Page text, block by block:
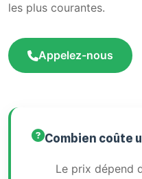
les plus courantes.
Appelez-nous
Combien coûte
Le prix dépend